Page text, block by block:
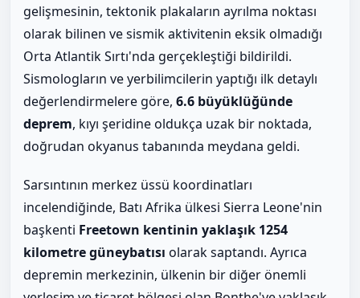
gelişmesinin, tektonik plakaların ayrılma noktası
olarak bilinen ve sismik aktivitenin eksik olmadığı
Orta Atlantik Sırtı'nda gerçekleştiği bildirildi.
Sismologların ve yerbilimcilerin yaptığı ilk detaylı
değerlendirmelere göre, 6.6 büyüklüğünde
deprem, kıyı şeridine oldukça uzak bir noktada,
doğrudan okyanus tabanında meydana geldi.
Sarsıntının merkez üssü koordinatları
incelendiğinde, Batı Afrika ülkesi Sierra Leone'nin
başkenti Freetown kentinin yaklaşık 1254
kilometre güneybatısı olarak saptandı. Ayrıca
depremin merkezinin, ülkenin bir diğer önemli